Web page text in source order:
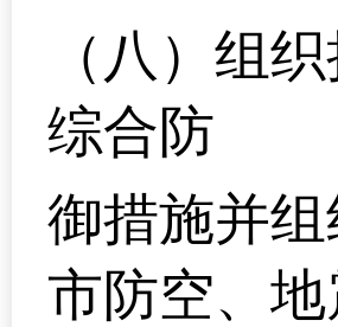
（八）组
综合防
御措施并
市防空、